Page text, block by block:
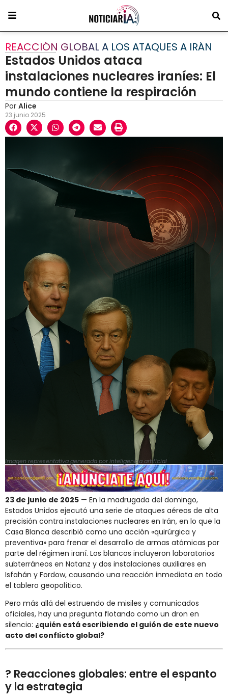
REACCIÓN GLOBAL A LOS ATAQUES A IRÁN
Estados Unidos ataca
instalaciones nucleares iraníes: El
mundo contiene la respiración
Por Alice
23 junio 2025
Imagen representativa generada por inteligencia artificial
23 de junio de 2025 — En la madrugada del domingo,
Estados Unidos ejecutó una serie de ataques aéreos de alta
precisión contra instalaciones nucleares en Irán, en lo que la
Casa Blanca describió como una acción «quirúrgica y
preventiva» para frenar el desarrollo de armas atómicas por
parte del régimen iraní. Los blancos incluyeron laboratorios
subterráneos en Natanz y dos instalaciones auxiliares en
Isfahán y Fordow, causando una reacción inmediata en todo
el tablero geopolítico.
Pero más allá del estruendo de misiles y comunicados
oficiales, hay una pregunta flotando como un dron en
silencio: ¿quién está escribiendo el guión de este nuevo
acto del conflicto global?
? Reacciones globales: entre el espanto
y la estrategia